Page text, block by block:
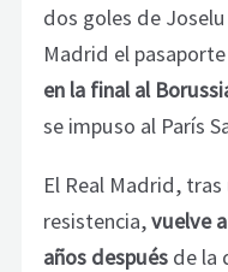
dos goles de
Madrid el
en la final al
se impuso al París
El Real Madrid,
resistencia,vuelve
años después de la